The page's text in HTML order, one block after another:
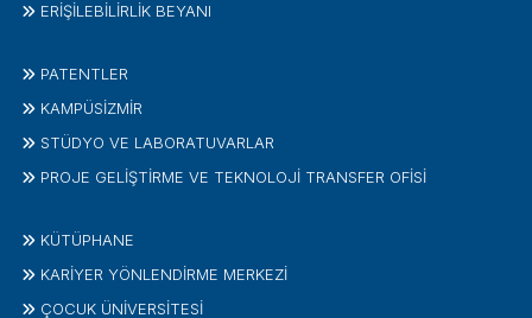
ERİŞİLEBİLİRLİK BEYANI
PATENTLER
KAMPÜSİZMIR
STÜDYO VE LABORATUVARLAR
PROJE GELIŞTIRME VE TEKNOLOJI TRANSFER OFISI
KÜTÜPHANE
KARİYER YÖNLENDİRME MERKEZİ
ÇOCUK ÜNIVERSITESI